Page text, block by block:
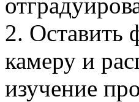
2. Оставить
камеру и
изучение